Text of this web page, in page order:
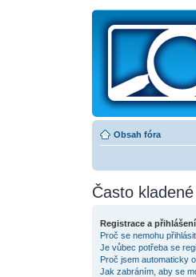
Obsah fóra
Často
Registrace a přihlášení
Proč se nemohu
Je vůbec potřeba se
Proč jsem automaticky
Jak zabráním, aby se